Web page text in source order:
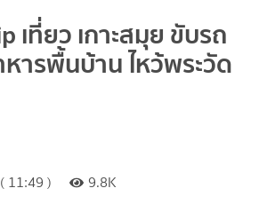
เที่ยว เกาะสมุย ขับรถ
ารพื้นบ้าน ไหว้พระวัด
11:49 )
9.8K